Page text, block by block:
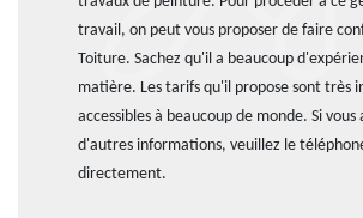
travail, on peut vous proposer de faire
Toiture. Sachez qu'il a beaucoup
matière. Les tarifs qu'il propose sont très
accessibles à beaucoup de monde. Si vous
d'autres informations, veuillez le
directement.